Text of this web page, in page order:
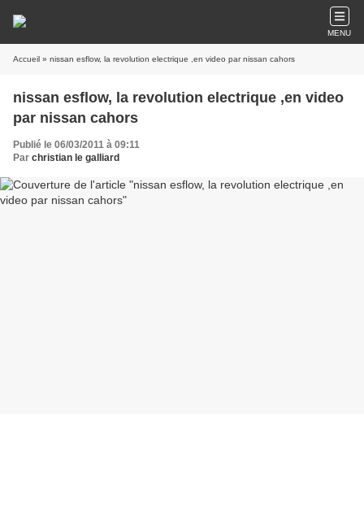
MENU
Accueil » nissan esflow, la revolution electrique ,en video par nissan cahors
nissan esflow, la revolution electrique ,en video
par nissan cahors
Publié le 06/03/2011 à 09:11
Par christian le galliard